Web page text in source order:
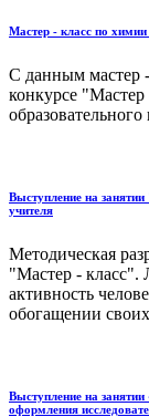
Мастер - класс по
С данным мастер
конкурсе
Выступление на
учителя
Методическая
"Мастер - класс".
активность
обогащении
Выступление на
оформления